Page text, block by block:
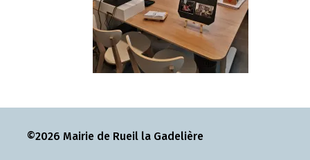
©2026 Mairie de Rueil la Gadelière